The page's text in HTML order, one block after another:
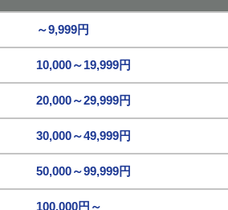
～9,999円
10,000～19,999円
20,000～29,999円
30,000～49,999円
50,000～99,999円
100,000円～